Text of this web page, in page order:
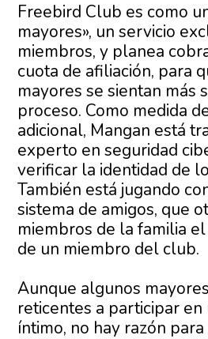
Freebird Club es como
mayores», un servicio
miembros, y planea
cuota de afiliación, para
mayores se sientan más
proceso. Como medida
adicional, Mangan está
experto en seguridad
verificar la identidad de
También está jugando
sistema de amigos, que
miembros de la familia
de un miembro del club.
Aunque algunos
reticentes a participar en
íntimo, no hay razón